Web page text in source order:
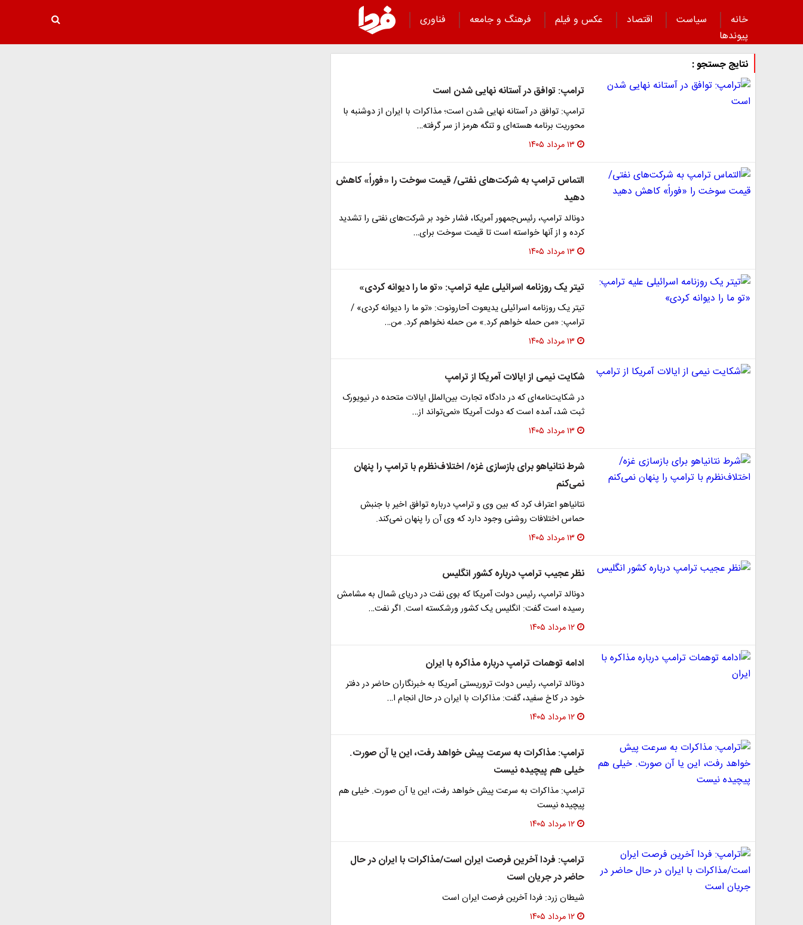
خانه سیاست اقتصاد عکس و فیلم فرهنگ و جامعه
فناوری
پیوند‌ها
نتایج جستجو :
ترامپ: توافق در آستانه نهایی شدن است
ترامپ: توافق در آستانه نهایی شدن است؛ مذاکرات با ایران از دوشنبه با
محوریت برنامه هسته‌ای و تنگه هرمز از سر گرفته…
۱۳ مرداد ۱۴۰۵
التماس ترامپ به شرکت‌های نفتی/ قیمت سوخت را «فوراً» کاهش
دهید
دونالد ترامپ، رئیس‌جمهور آمریکا، فشار خود بر شرکت‌های نفتی را تشدید
کرده و از آنها خواسته است تا قیمت سوخت برای…
۱۳ مرداد ۱۴۰۵
تیتر یک روزنامه اسرائیلی علیه ترامپ: «تو ما را دیوانه کردی»
تیتر یک روزنامه اسرائیلی یدیعوت آحارونوت: «تو ما را دیوانه کردی» /
ترامپ: «من حمله خواهم کرد.» من حمله نخواهم کرد. من…
۱۳ مرداد ۱۴۰۵
شکایت نیمی از ایالات آمریکا از ترامپ
در شکایت‌نامه‌ای که در دادگاه تجارت بین‌الملل ایالات متحده در نیویورک
ثبت شد، آمده است که دولت آمریکا «نمی‌تواند از…
۱۳ مرداد ۱۴۰۵
شرط نتانیاهو برای بازسازی غزه/ اختلاف‌نظرم با ترامپ را پنهان
نمی‌کنم
نتانیاهو اعتراف کرد که بین وی و ترامپ درباره توافق اخیر با جنبش
حماس اختلافات روشنی وجود دارد که وی آن را پنهان نمی‌کند.
۱۳ مرداد ۱۴۰۵
نظر عجیب ترامپ درباره کشور انگلیس
دونالد ترامپ، رئیس دولت آمریکا که بوی نفت در دریای شمال به مشامش
رسیده است گفت: انگلیس یک کشور ورشکسته است. اگر نفت…
۱۲ مرداد ۱۴۰۵
ادامه توهمات ترامپ درباره مذاکره با ایران
دونالد ترامپ، رئیس دولت تروریستی آمریکا به خبرنگاران حاضر در دفتر
خود در کاخ سفید، گفت: مذاکرات با ایران در حال انجام ا…
۱۲ مرداد ۱۴۰۵
ترامپ: مذاکرات به سرعت پیش خواهد رفت، این یا آن صورت.
خیلی هم پیچیده نیست
ترامپ: مذاکرات به سرعت پیش خواهد رفت، این یا آن صورت. خیلی هم
پیچیده نیست
۱۲ مرداد ۱۴۰۵
ترامپ: فردا آخرین فرصت ایران است/مذاکرات با ایران در حال
حاضر در جریان است
شیطان زرد: فردا آخرین فرصت ایران است
۱۲ مرداد ۱۴۰۵